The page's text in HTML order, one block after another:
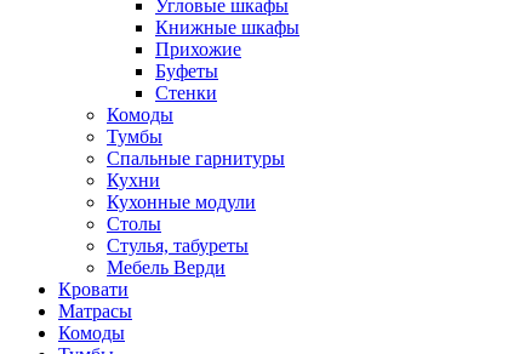
Угловые шкафы
Книжные шкафы
Прихожие
Буфеты
Стенки
Комоды
Тумбы
Спальные гарнитуры
Кухни
Кухонные модули
Столы
Стулья, табуреты
Мебель Верди
Кровати
Матрасы
Комоды